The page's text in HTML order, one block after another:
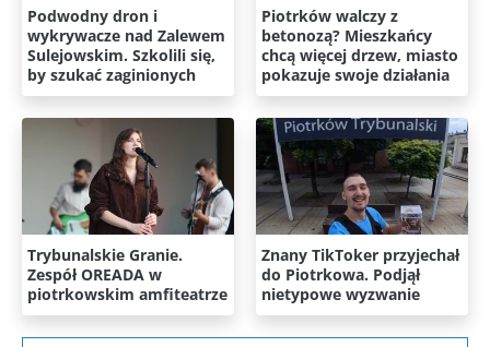
Podwodny dron i
wykrywacze nad Zalewem
Sulejowskim. Szkolili się,
by szukać zaginionych
Piotrków walczy z
betonozą? Mieszkańcy
chcą więcej drzew, miasto
pokazuje swoje działania
Trybunalskie Granie.
Zespół OREADA w
piotrkowskim amfiteatrze
Znany TikToker przyjechał
do Piotrkowa. Podjął
nietypowe wyzwanie